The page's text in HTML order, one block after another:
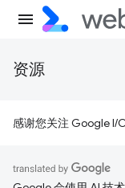
资源
感谢您关注 Google I/